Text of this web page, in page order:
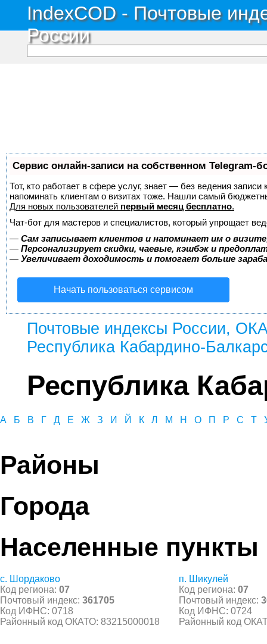
IndexCOD - Почтовые
России
Сервис онлайн-записи на собственном Telegram-
Тот, кто работает в сфере услуг, знает — без ведения
напоминать клиентам о визитах тоже. Нашли самый
Для новых пользователей первый месяц бесплатно.
Чат-бот для мастеров и специалистов, который упрощает
— Сам записывает клиентов и напоминает им о
— Персонализирует скидки, чаевые, кэшбэк и
— Увеличивает доходимость и помогает больше
Начать пользоваться сервисом
Почтовые индексы России,
Республика Кабардино-
Республика
А Б В Г Д Е Ж З И Й К Л М Н О П Р С Т
Районы
Города
Населенные пункты
с. Шордаково
Код региона: 07
Почтовый индекс: 361705
Код ИФНС: 0718
Районный код ОКАТО: 83215000018
п. Шикулей
Код региона: 07
Почтовый индекс:
Код ИФНС: 0724
Районный код